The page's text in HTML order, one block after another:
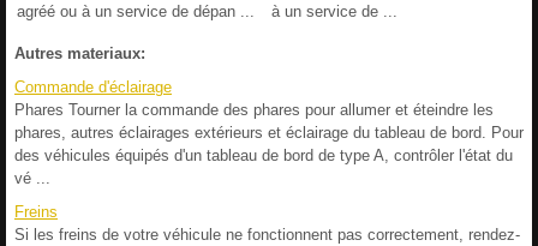
agréé ou à un service de dépan ...
à un service de ...
Autres materiaux:
Commande d'éclairage
Phares Tourner la commande des phares pour allumer et éteindre les
phares, autres éclairages extérieurs et éclairage du tableau de bord. Pour
des véhicules équipés d'un tableau de bord de type A, contrôler l'état du
vé ...
Freins
Si les freins de votre véhicule ne fonctionnent pas correctement, rendez-